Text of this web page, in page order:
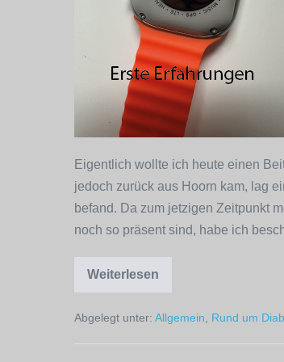
Eigentlich wollte ich heute einen
jedoch zurück aus Hoorn kam, lag
befand. Da zum jetzigen Zeitpunkt
noch so präsent sind, habe ich
Weiterlesen
BlueJay
Watch
für
G7
Abgelegt unter: Allgemein Rund um